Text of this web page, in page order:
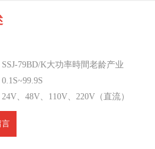
79BD/K大功率時間老龄产业
、48V、110V、220V（直流）
言